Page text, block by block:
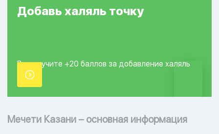
Добавь халяль точку
Вы получите +20 баллов за добавление халяль
точки.
Мечети Казани – основная информация